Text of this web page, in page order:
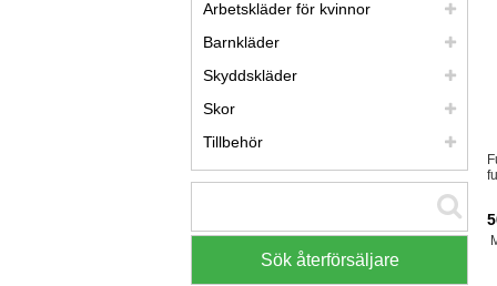
Arbetskläder för kvinnor
Barnkläder
Skyddskläder
Skor
Tillbehör
Sök återförsäljare